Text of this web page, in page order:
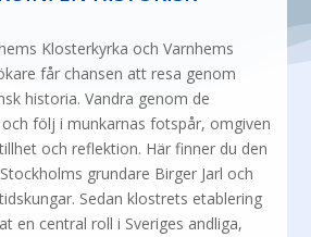
Klosterkyrka och Varnhems
får chansen att resa genom
historia. Vandra genom de
följ i munkarnas fotspår, omgiven
och reflektion. Här finner du den
grundare Birger Jarl och
Sedan klostrets etablering
en central roll i Sveriges andliga,